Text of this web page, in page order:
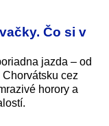
Čo si v
jazda – od
cez
horory a